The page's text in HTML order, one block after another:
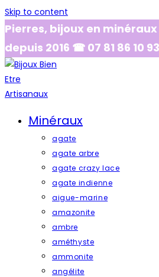
Skip to content
Pierres, bijoux en
depuis 2016 ☎ 07 81 86 10 93
Minéraux
agate
agate arbre
agate crazy lace
agate indienne
aigue-marine
amazonite
ambre
améthyste
ammonite
angélite